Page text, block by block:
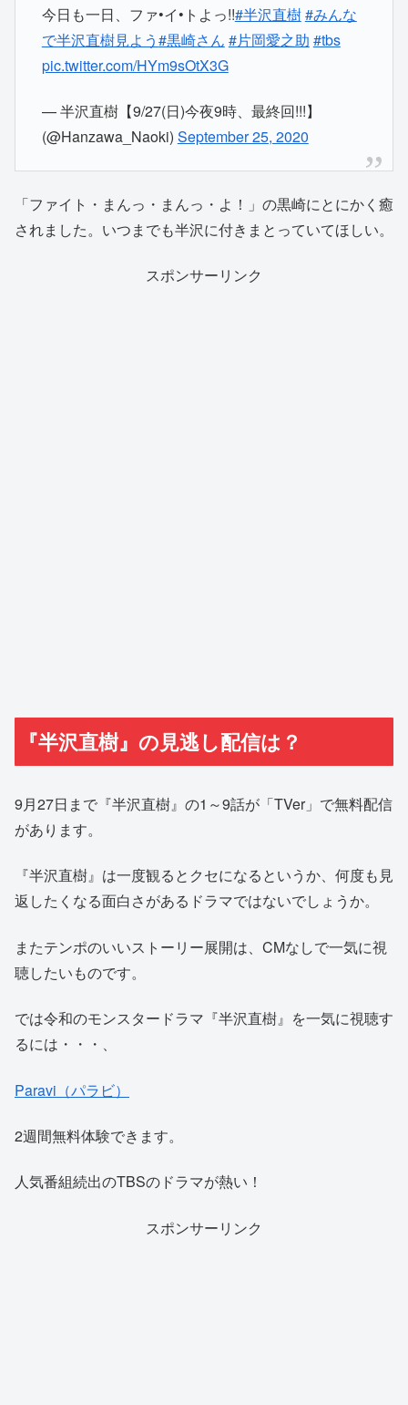
今日も一日、ファ•イ•トよっ!!#半沢直樹#みんな
で半沢直樹見よう#黒崎さん #片岡愛之助 #tbs
pic.twitter.com/HYm9sOtX3G
— 半沢直樹【9/27(日)今夜9時、最終回!!!】
(@Hanzawa_Naoki) September 25, 2020
「ファイト・まんっ・まんっ・よ！」の黒崎にとにかく癒
されました。いつまでも半沢に付きまとっていてほしい。
スポンサーリンク
『半沢直樹』の見逃し配信は？
9月27日まで『半沢直樹』の1～9話が「TVer」で無料配信
があります。
『半沢直樹』は一度観るとクセになるというか、何度も見
返したくなる面白さがあるドラマではないでしょうか。
またテンポのいいストーリー展開は、CMなしで一気に視
聴したいものです。
では令和のモンスタードラマ『半沢直樹』を一気に視聴す
るには・・・、
Paravi（パラビ）
2週間無料体験できます。
人気番組続出のTBSのドラマが熱い！
スポンサーリンク